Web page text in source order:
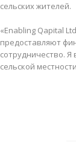
сельских жителей.
«Enabling Qapital
предоставляют
сотрудничество.
сельской